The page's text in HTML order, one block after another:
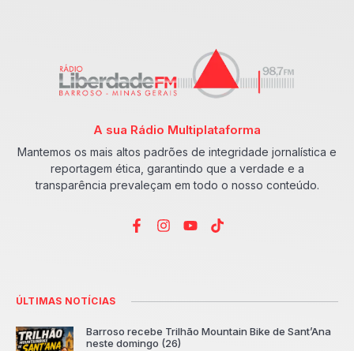
A sua Rádio Multiplataforma
Mantemos os mais altos padrões de integridade jornalística e
reportagem ética, garantindo que a verdade e a
transparência prevaleçam em todo o nosso conteúdo.
ÚLTIMAS NOTÍCIAS
Barroso recebe Trilhão Mountain Bike de Sant’Ana
neste domingo (26)